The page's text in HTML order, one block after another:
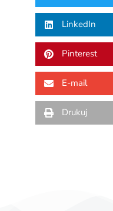
LinkedIn
Pinterest
E-mail
Drukuj